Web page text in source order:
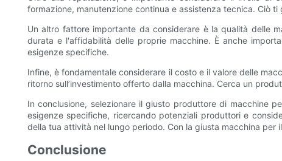
formazione, manutenzione continua e assistenza tecnica. Ciò
Un altro fattore importante da considerare è la qualità delle
durata e l'affidabilità delle proprie macchine. È anche
esigenze specifiche.
Infine, è fondamentale considerare il costo e il valore delle
ritorno sull’investimento offerto dalla macchina. Cerca un
In conclusione, selezionare il giusto produttore di macchine
esigenze specifiche, ricercando potenziali produttori e
della tua attività nel lungo periodo. Con la giusta macchina
Conclusione